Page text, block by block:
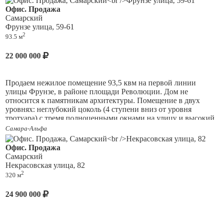
Офис. Продажа
Самарский
Фрунзе улица, 59-61
93.5 м2
22 000 000
Продаем нежилое помещение 93,5 квм на первой линии
улицы Фрунзе, в районе площади Революции. Дом не
относится к памятникам архитектуры. Помещение в двух
уровнях: неглубокий цоколь (4 ступени вниз от уровня
тротуара) с тремя полноценными окнами на улицу и высокий
первый этаж. Перекрытия ж/бетонные. Планировка несущий
периметр, внутренние перегородки из гипсокартона. Высота
потолка около 3 метров. Есть вытяжка и кондиционеры. В
помещении на 95% выполнен чистовой ремонт
качественными материалами. Помещение планировалось под
стоматологию, распланировано согласно требованиям для
медицинского лицензирования, в каждом кабинете есть
подвод воды. 2 санузла. Перепланировка узаконена. Отделка
для ценителей нестандартных решений. Подходит под
Самара-Альфа
Офис. Продажа
Самарский
Некрасовская улица, 82
320 м2
24 900 000